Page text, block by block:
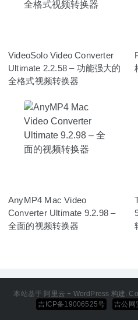
VideoSolo Video Converter
Ultimate 2.2.58 – 功能强大的
全格式视频转换器
AnyMP4 Mac Video
Converter Ultimate 9.2.98 –
全面的视频转换器
本站基于 阿里云 + WordPress 构建.
吉ICP备19006525号
吉公网